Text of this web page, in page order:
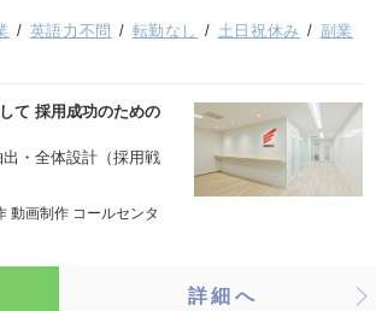
英語力不問 転勤なし 土日祝休み
副業
て 採用成功のための
・全体設計（採用戦
動画制作 コールセンタ
詳細へ